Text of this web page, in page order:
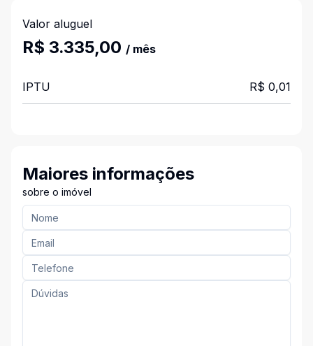
Valor aluguel
R$ 3.335,00 / mês
IPTU R$ 0,01
Maiores informações
sobre o imóvel